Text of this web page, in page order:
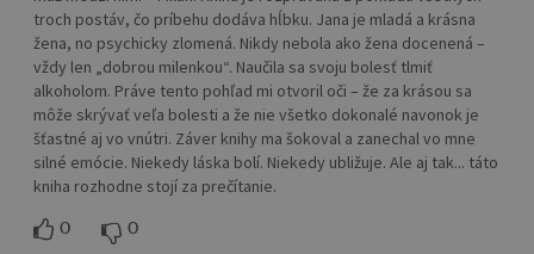
troch postáv, čo príbehu dodáva hĺbku. Jana je mladá a krásna
žena, no psychicky zlomená. Nikdy nebola ako žena docenená –
vždy len „dobrou milenkou“. Naučila sa svoju bolesť tlmiť
alkoholom. Práve tento pohľad mi otvoril oči – že za krásou sa
môže skrývať veľa bolesti a že nie všetko dokonalé navonok je
šťastné aj vo vnútri. Záver knihy ma šokoval a zanechal vo mne
silné emócie. Niekedy láska bolí. Niekedy ubližuje. Ale aj tak... táto
kniha rozhodne stojí za prečítanie.
0 0